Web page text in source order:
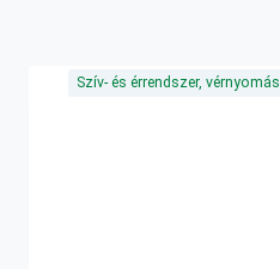
Szív- és érrendszer, vérnyomás